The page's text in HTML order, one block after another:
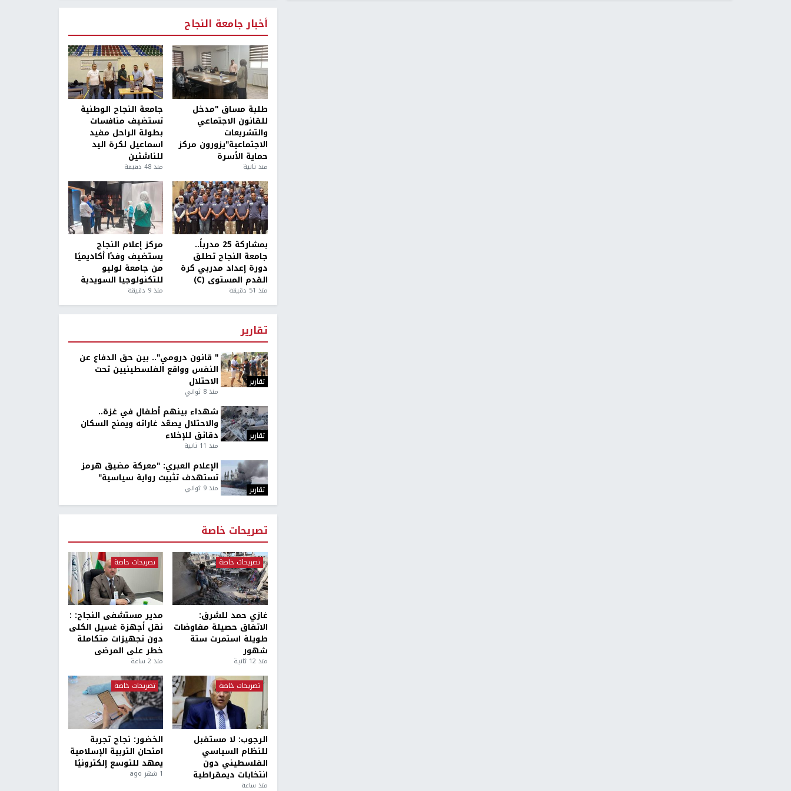
أخبار جامعة النجاح
طلبة مساق "مدخل
للقانون الاجتماعي
والتشريعات
الاجتماعية"يزورون مركز
حماية الأسرة
منذ ثانية
جامعة النجاح الوطنية
تستضيف منافسات
بطولة الراحل مفيد
اسماعيل لكرة اليد
للناشئين
منذ 48 دقيقة
بمشاركة 25 مدرباً..
جامعة النجاح تطلق
دورة إعداد مدربي كرة
القدم المستوى (C)
منذ 51 دقيقة
مركز إعلام النجاح
يستضيف وفدًا أكاديميًا
من جامعة لوليو
للتكنولوجيا السويدية
منذ 9 دقيقة
تقارير
تقارير
" قانون درومي".. بين حق الدفاع عن
النفس وواقع الفلسطينيين تحت
الاحتلال
منذ 8 ثواني
تقارير
شهداء بينهم أطفال في غزة..
والاحتلال يصعّد غاراته ويمنح السكان
دقائق للإخلاء
منذ 11 ثانية
تقارير
الإعلام العبري: "معركة مضيق هرمز
تستهدف تثبيت رواية سياسية"
منذ 9 ثواني
تصريحات خاصة
تصريحات خاصة
غازي حمد للشرق:
الاتفاق حصيلة مفاوضات
طويلة استمرت ستة
شهور
منذ 12 ثانية
تصريحات خاصة
مدير مستشفى النجاح: :
نقل أجهزة غسيل الكلى
دون تجهيزات متكاملة
خطر على المرضى
منذ 2 ساعة
تصريحات خاصة
الرجوب: لا مستقبل
للنظام السياسي
الفلسطيني دون
انتخابات ديمقراطية
منذ ساعة
تصريحات خاصة
الخضور: نجاح تجربة
امتحان التربية الإسلامية
يمهد للتوسع إلكترونيًا
1 شهر ago